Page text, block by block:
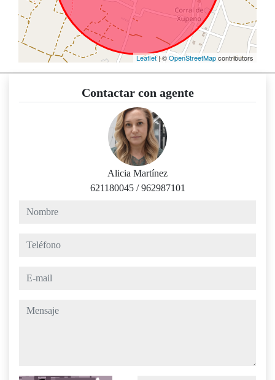
Leaflet| ©OpenStreetMapcontributors
Contactar con agente
Alicia Martínez
621180045 /962987101
nombre
teléfono
e-mail
mensaje